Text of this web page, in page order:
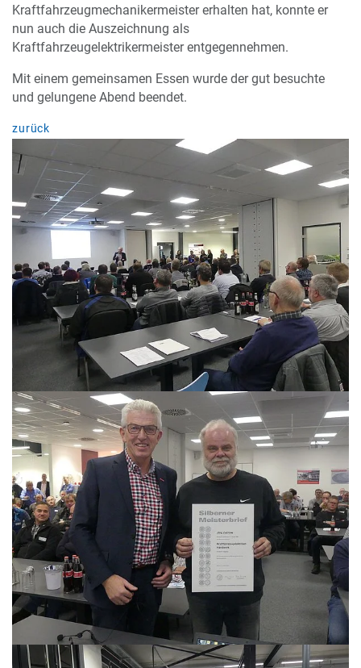
Kraftfahrzeugmechanikermeister erhalten hat, konnte er
nun auch die Auszeichnung als
Kraftfahrzeugelektrikermeister entgegennehmen.
Mit einem gemeinsamen Essen wurde der gut besuchte
und gelungene Abend beendet.
zurück